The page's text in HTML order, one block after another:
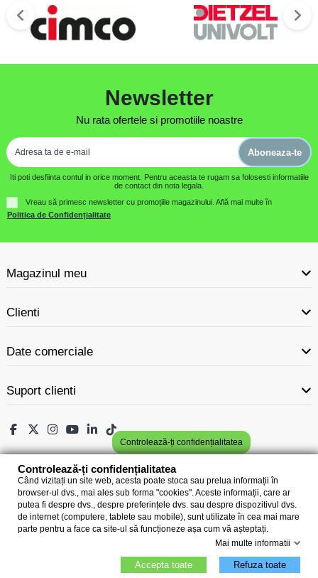
Newsletter
Nu rata ofertele si promotiile noastre
Aboneaza-te
Iti poti desfiinta contul in orice moment. Pentru aceasta te rugam sa folosesti informatiile
de contact din nota legala.
Vreau să primesc newsletter cu promoțiile magazinului. Află mai multe în
Politica de Confidențialitate
Magazinul meu
Clienti
Date comerciale
Suport clienti
Controlează-ți confidențialitatea
este o marca inregistrata la EUIPO. Toate drepturile rezervate.
Controlează-ți confidențialitatea
Când vizitați un site web, acesta poate stoca sau prelua informații în
browser-ul dvs., mai ales sub forma "cookies". Aceste informații, care ar
putea fi despre dvs., despre preferințele dvs. sau despre dispozitivul dvs.
de internet (computere, tablete sau mobile), sunt utilizate în cea mai mare
parte pentru a face ca site-ul să funcționeze așa cum vă așteptați.
Mai multe informatii
Accepta toate Refuza toate